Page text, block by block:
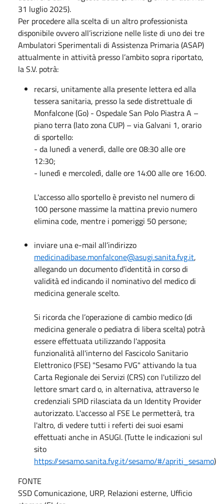
31 luglio 2025).
Per procedere alla scelta di un altro professionista
disponibile ovvero all’iscrizione nelle liste di uno dei tre
Ambulatori Sperimentali di Assistenza Primaria (ASAP)
attualmente in attività presso l’ambito sopra riportato,
la S.V. potrà:
recarsi, unitamente alla presente lettera ed alla
tessera sanitaria, presso la sede distrettuale di
Monfalcone (Go) - Ospedale San Polo Piastra A –
piano terra (lato zona CUP) – via Galvani 1, orario
di sportello:
- da lunedì a venerdì, dalle ore 08:30 alle ore
12:30;
- lunedì e mercoledì, dalle ore 14:00 alle ore 16:00.
L'accesso allo sportello è previsto nel numero di
100 persone massime la mattina previo numero
elimina code, mentre i pomeriggi 50 persone;
inviare una e-mail all’indirizzo
medicinadibase.monfalcone@asugi.sanita.fvg.it,
allegando un documento d'identità in corso di
validità ed indicando il nominativo del medico di
medicina generale scelto.
Si ricorda che l’operazione di cambio medico (di
medicina generale o pediatra di libera scelta) potrà
essere effettuata utilizzando l'apposita
funzionalità all'interno del Fascicolo Sanitario
Elettronico (FSE) "Sesamo FVG" attivando la tua
Carta Regionale dei Servizi (CRS) con l'utilizzo del
lettore smart card o, in alternativa, attraverso le
credenziali SPID rilasciata da un Identity Provider
autorizzato. L'accesso al FSE Le permetterà, tra
l'altro, di vedere tutti i referti dei suoi esami
effettuati anche in ASUGI. (Tutte le indicazioni sul
sito
https://sesamo.sanita.fvg.it/sesamo/#/apriti_sesamo)
FONTE
SSD Comunicazione, URP, Relazioni esterne, Ufficio